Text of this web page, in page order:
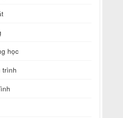
học
trình